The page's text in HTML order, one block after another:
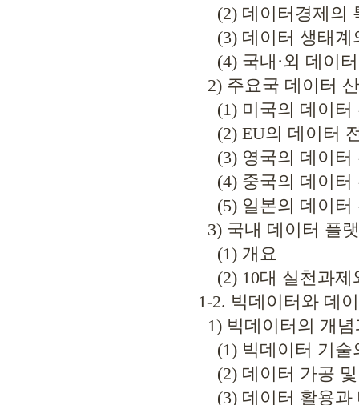
(2) 데이터경제의
(3) 데이터 생태계
(4) 국내·외 데이터
2) 주요국 데이터
(1) 미국의 데이터
(2) EU의 데이터
(3) 영국의 데이터
(4) 중국의 데이터
(5) 일본의 데이터
3) 국내 데이터 플
(1) 개요
(2) 10대 실천과제
1-2. 빅데이터와 데
1) 빅데이터의 개념
(1) 빅데이터 기술
(2) 데이터 가공 및
(3) 데이터 활용과